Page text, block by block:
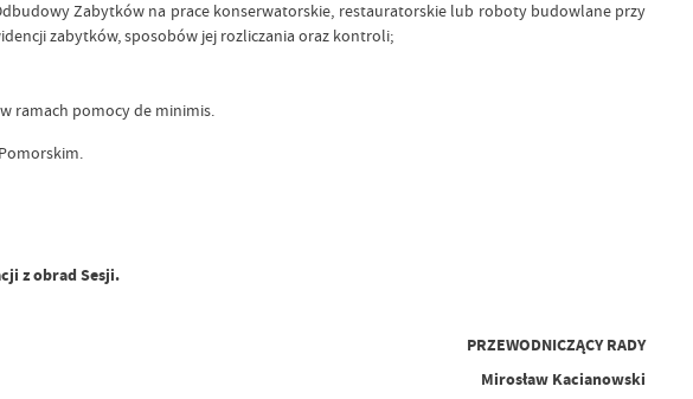
Zabytków na prace konserwatorskie, restauratorskie lub roboty budowlane przy
zabytków, sposobów jej rozliczania oraz kontroli;
ramach pomocy de minimis.
z obrad Sesji.
PRZEWODNICZĄCY RADY
Mirosław Kacianowski